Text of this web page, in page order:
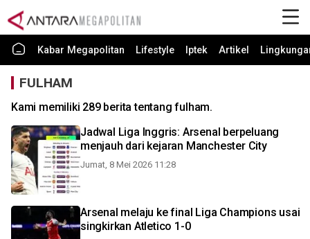
Kabar Megapolitan Lifestyle Iptek Artikel
FULHAM
Kami memiliki 289 berita tentang fulham.
Jadwal Liga Inggris: Arsenal berpeluang
menjauh dari kejaran Manchester City
Jumat, 8 Mei 2026 11:28
Arsenal melaju ke final Liga Champions usai
singkirkan Atletico 1-0